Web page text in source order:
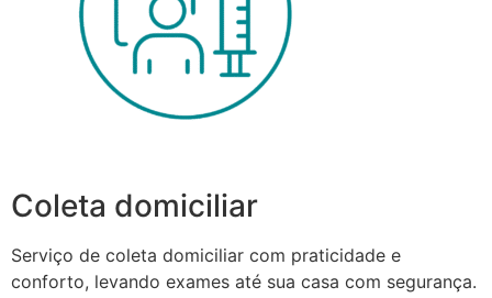
Coleta domiciliar
Serviço de coleta domiciliar com praticidade e
conforto, levando exames até sua casa com segurança.